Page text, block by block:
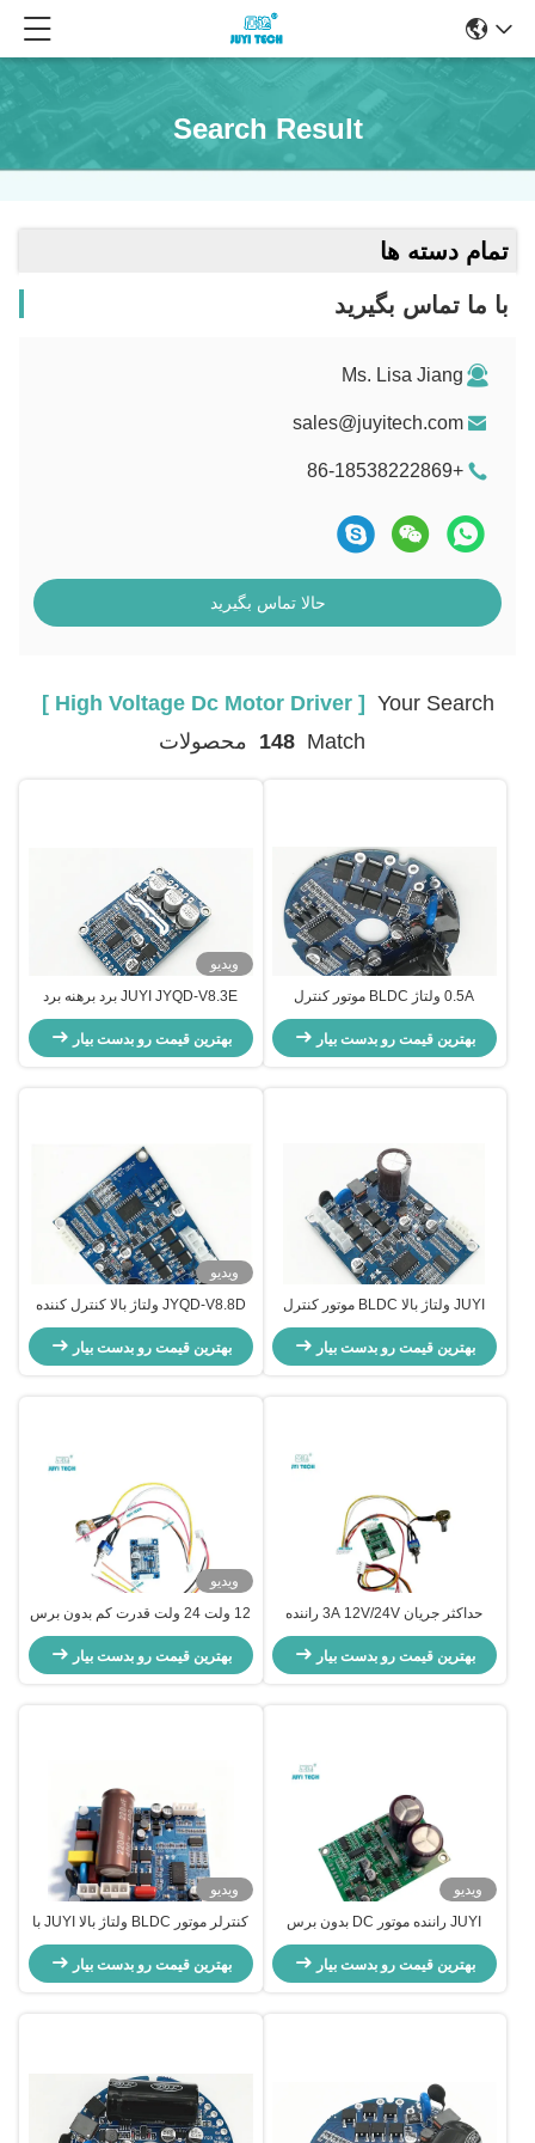
Search Result
تمام دسته ها
با ما تماس بگیرید
Ms. Lisa Jiang
sales@juyitech.com
+86-18538222869
حالا تماس بگیرید
Your Search
[ High Voltage Dc Motor Driver ]
148 محصولات
0.5A ولتاژ BLDC موتور کنترل
سرعت سرعت خروجی سیگنال -20 -
85 ℃
بهترین قیمت رو بدست بیار
ویدیو
JUYI JYQD-V8.3E برد برهنه برد
کنترل موتور برد کنترل موتور ولتاژ بالا
بهترین قیمت رو بدست بیار
JUYI ولتاژ بالا BLDC موتور کنترل
110V / 220V AC ورودی 77 * 60 *
28mm
بهترین قیمت رو بدست بیار
ویدیو
JYQD-V8.8D ولتاژ بالا کنترل کننده
موتور BLDC برای جریان هوا محرک
بی روان
بهترین قیمت رو بدست بیار
حداکثر جریان 3A 12V/24V راننده
موتور DC بدون برس کنترل PWM
برای موتور BLDC بدون سنسور با
سیم های اتصال
بهترین قیمت رو بدست بیار
ویدیو
12 ولت 24 ولت قدرت کم بدون برس
موتور DC راننده Bldc کنترل کننده
JYQD-V8.10B
بهترین قیمت رو بدست بیار
ویدیو
JUYI راننده موتور DC بدون برس
JYQD-V6.5E محافظت از PWM O.V
/ L.V فرکانس 1-20KHZ
بهترین قیمت رو بدست بیار
ویدیو
کنترلر موتور BLDC ولتاژ بالا JUYI با
آی سی JY02A، برد درایور موتور DC
بدون حسگر و بدون جاروبک 80V–
220V برای دستگاه های صنعتی و
بهترین قیمت رو بدست بیار